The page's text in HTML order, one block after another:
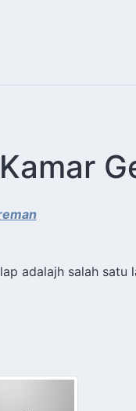
adalajh salah satu